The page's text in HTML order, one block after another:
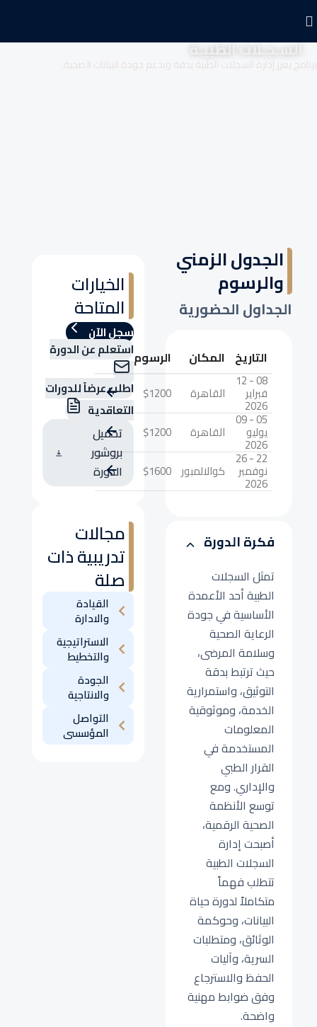
السـجـلات الطبيـة
برنامج يعزز إدارة السجلات الطبية بدقة ويدعم جودة البيانات الصحية.
الخيارات
المتاحة
سجل الآن
استعلم عن الدورة
اطلب عرضاً للدورات
التعاقدية
تحميل
بروشور
الدورة
مجالات
تدريبية ذات
صلة
القيادة
والادارة
الاستراتيجية
والتخطيط
الجودة
والانتاجية
التواصل
المؤسسى
الجدول الزمني
والرسوم
الجداول الحضورية
التاريخ المكان الرسوم
08 - 12
فبراير
2026
القاهرة
$1200
05 - 09
يوليو
2026
القاهرة
$1200
22 - 26
نوفمبر
2026
كوالالمبور $1600
فكرة الدورة
تمثل السجلات
الطبية أحد الأعمدة
الأساسية في جودة
الرعاية الصحية
وسلامة المرضى،
حيث ترتبط بدقة
التوثيق، واستمرارية
الخدمة، وموثوقية
المعلومات
المستخدمة في
القرار الطبي
والإداري. ومع
توسع الأنظمة
الصحية الرقمية،
أصبحت إدارة
السجلات الطبية
تتطلب فهماً
متكاملاً لدورة حياة
البيانات، وحوكمة
الوثائق، ومتطلبات
السرية، وآليات
الحفظ والاسترجاع
وفق ضوابط مهنية
واضحة.